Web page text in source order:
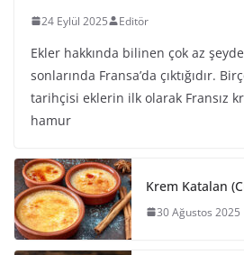
24 Eylül 2025 Editör
Ekler hakkında bilinen çok az
sonlarında Fransa’da çıktığıdır.
tarihçisi eklerin ilk olarak Fransız
hamur
Krem Katalan
30 Ağustos 2025